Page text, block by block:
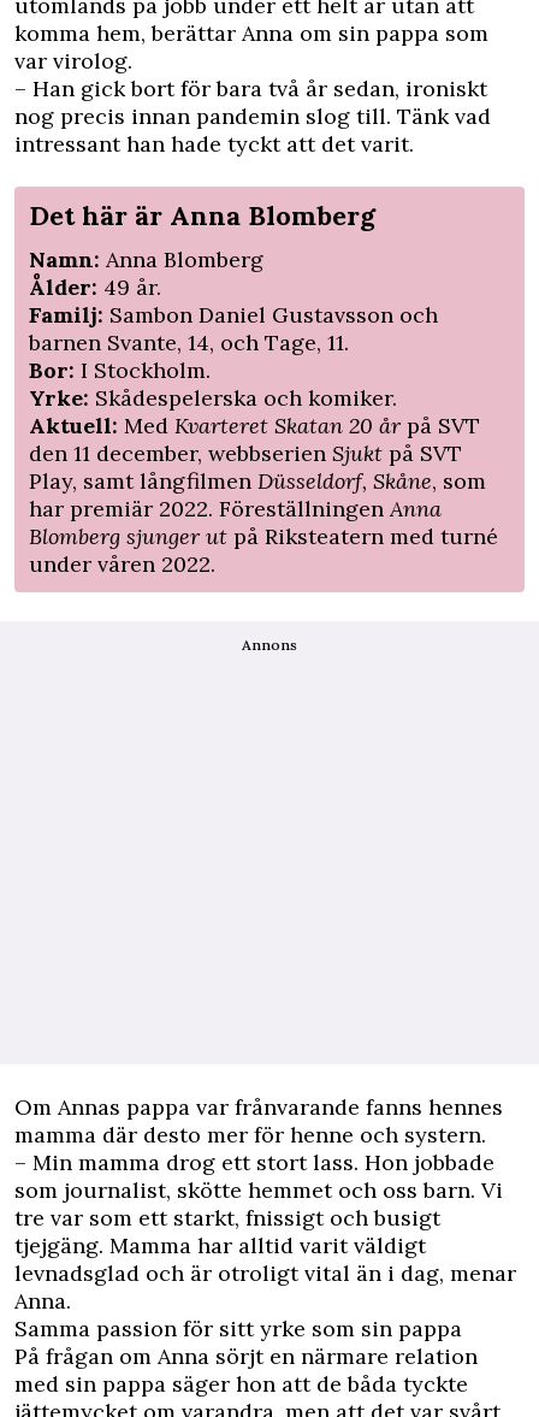
komma hem, berättar Anna om sin pappa som
var virolog.
– Han gick bort för bara två år sedan, ironiskt
nog precis innan pandemin slog till. Tänk vad
intressant han hade tyckt att det varit.
Det här är Anna Blomberg
Namn: Anna Blomberg
Ålder: 49 år.
Familj: Sambon Daniel Gustavsson och
barnen Svante, 14, och Tage, 11.
Bor: I Stockholm.
Yrke: Skådespelerska och komiker.
Aktuell: Med Kvarteret Skatan 20 år på SVT
den 11 december, webbserien Sjukt på SVT
Play, samt långfilmen Düsseldorf, Skåne, som
har premiär 2022. Föreställningen Anna
Blomberg sjunger ut på Riksteatern med turné
under våren 2022.
Annons
Om Annas pappa var frånvarande fanns hennes
mamma där desto mer för henne och systern.
– Min mamma drog ett stort lass. Hon jobbade
som journalist, skötte hemmet och oss barn. Vi
tre var som ett starkt, fnissigt och busigt
tjejgäng. Mamma har alltid varit väldigt
levnadsglad och är otroligt vital än i dag, menar
Anna.
Samma passion för sitt yrke som sin pappa
På frågan om Anna sörjt en närmare relation
med sin pappa säger hon att de båda tyckte